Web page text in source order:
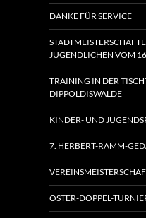
DANKE FÜR SERVICE
JUGENDLICHEN VOM
TRAINING IN DER
DIPPOLDISWALDE
KINDER- UND
7. HERBERT-RAMM-
OSTER-DOPPEL-